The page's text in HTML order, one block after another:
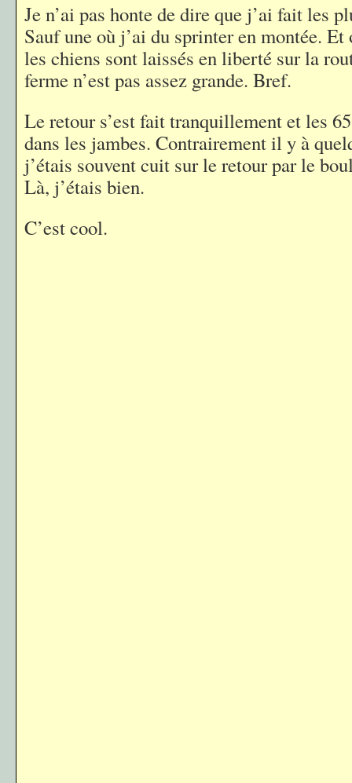
Je n’ai pas honte de dire que j’ai fait les
Sauf une où j’ai du sprinter en montée.
les chiens sont laissés en liberté sur la
ferme n’est pas assez grande. Bref.
Le retour s’est fait tranquillement et les
dans les jambes. Contrairement il y à
j’étais souvent cuit sur le retour par le
Là, j’étais bien.
C’est cool.